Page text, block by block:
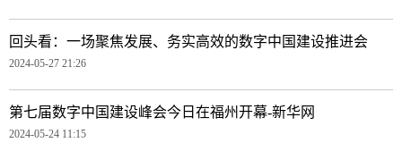
回头看：一场聚焦发展、务实高效的数字中国建设推进会
2024-05-27 21:26
第七届数字中国建设峰会今日在福州开幕-新华网
2024-05-24 11:15